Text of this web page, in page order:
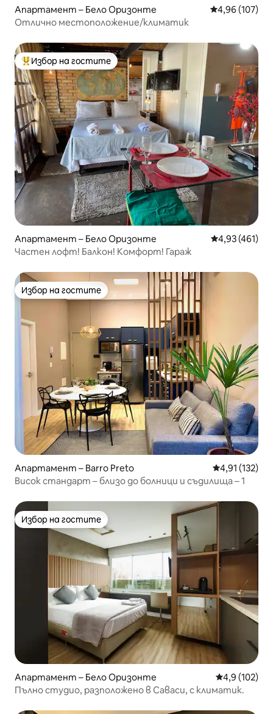
Апартамент – Бело Оризонте Средна
4,96 (107)
Отлично местоположение/климатик
Най-популярен избор на гостите
Избор на гостите
Апартамент – Бело Оризонте Средна
4,93 (461)
Частен лофт! Балкон! Комфорт! Гараж
Избор на гостите
Избор на гостите
Апартамент – Barro Preto Средна
4,91 (132)
Висок стандарт – близо до болници и съдилища – 1
Избор на гостите
Избор на гостите
Апартамент – Бело Оризонте Средна
4,9 (102)
Пълно студио, разположено в Саваси, с климатик.